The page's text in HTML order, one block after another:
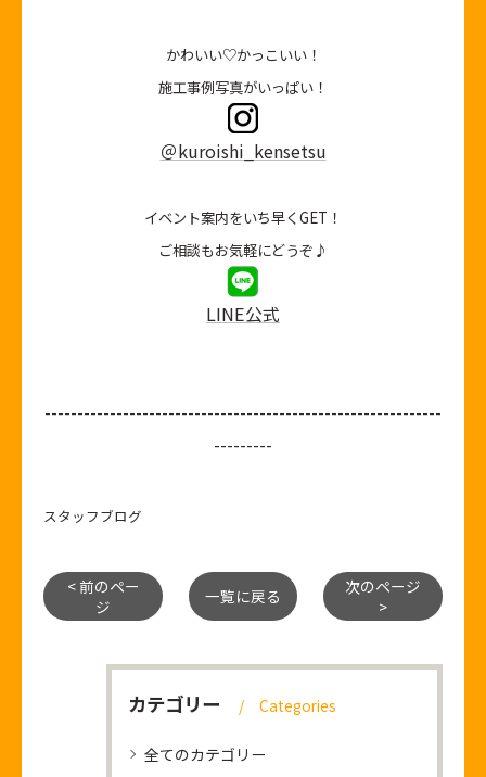
かわいい♡かっこいい！
施工事例写真がいっぱい！
＠kuroishi_kensetsu
イベント案内をいち早くGET！
ご相談もお気軽にどうぞ♪
LINE公式
-------------------------------------------------------------
---------
スタッフブログ
< 前のペー
ジ
一覧に戻る
次のページ
>
カテゴリー Categories
全てのカテゴリー